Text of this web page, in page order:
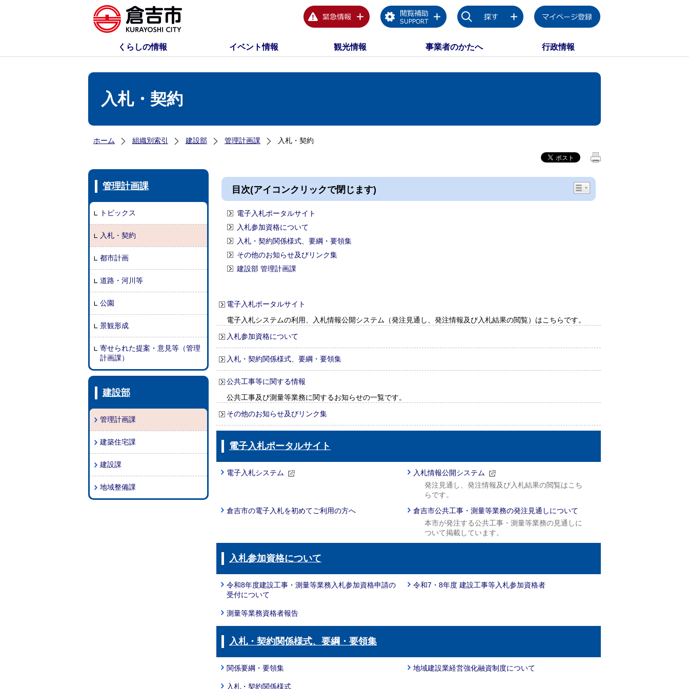
くらしの情報 イベント情報 観光情報 事業者のかたへ 行政情報
入札・契約
ホーム 組織別索引 建設部 管理計画課 入札・契約
管理計画課
トピックス
入札・契約
都市計画
道路・河川等
公園
景観形成
寄せられた提案・意見等（管理
計画課）
建設部
管理計画課
建築住宅課
建設課
地域整備課
目次(アイコンクリックで閉じます)
電子入札ポータルサイト
入札参加資格について
入札・契約関係様式、要綱・要領集
その他のお知らせ及びリンク集
建設部 管理計画課
電子入札ポータルサイト
電子入札システムの利用、入札情報公開システム（発注見通し、発注情報及び入札結果の閲覧）はこちらです。
入札参加資格について
入札・契約関係様式、要綱・要領集
公共工事等に関する情報
公共工事及び測量等業務に関するお知らせの一覧です。
その他のお知らせ及びリンク集
電子入札ポータルサイト
電子入札システム
入札情報公開システム
発注見通し、発注情報及び入札結果の閲覧はこち
らです。
倉吉市の電子入札を初めてご利用の方へ
倉吉市公共工事・測量等業務の発注見通しについて
本市が発注する公共工事・測量等業務の見通しに
ついて掲載しています。
入札参加資格について
令和8年度建設工事・測量等業務入札参加資格申請の
受付について
令和7・8年度 建設工事等入札参加資格者
測量等業務資格者報告
入札・契約関係様式、要綱・要領集
関係要綱・要領集 地域建設業経営強化融資制度について
入札・契約関係様式